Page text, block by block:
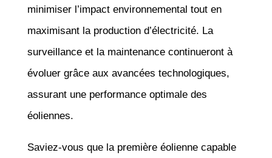
minimiser l’impact environnemental tout en
maximisant la production d’électricité. La
surveillance et la maintenance continueront à
évoluer grâce aux avancées technologiques,
assurant une performance optimale des
éoliennes.
Saviez-vous que la première éolienne capable